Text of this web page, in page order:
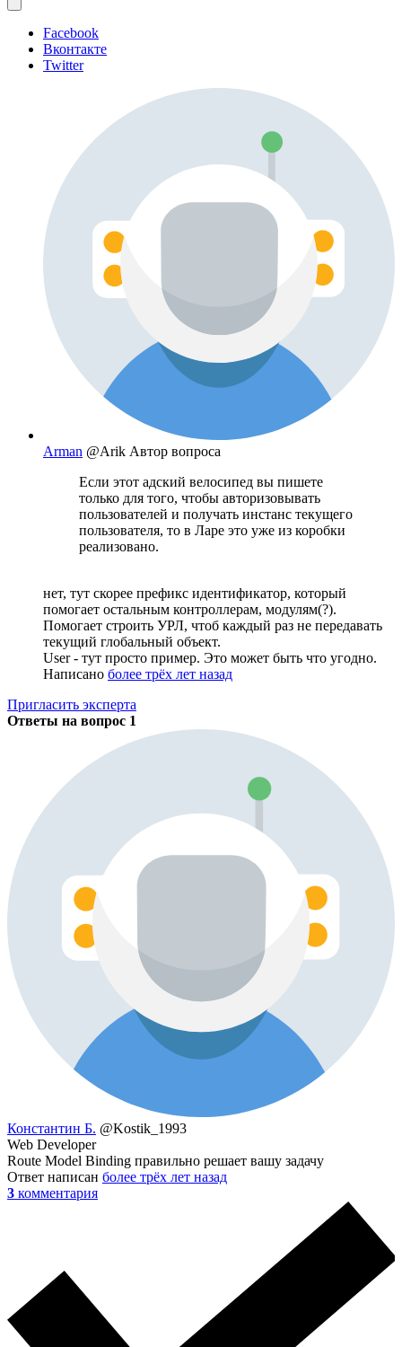
Facebook
Вконтакте
Twitter
Arman @Arik Автор вопроса
Если этот адский велосипед вы пишете
только для того, чтобы авторизовывать
пользователей и получать инстанс текущего
пользователя, то в Ларе это уже из коробки
реализовано.
нет, тут скорее префикс идентификатор, который
помогает остальным контроллерам, модулям(?).
Помогает строить УРЛ, чтоб каждый раз не передавать
текущий глобальный объект.
User - тут просто пример. Это может быть что угодно.
Написано более трёх лет назад
Пригласить эксперта
Ответы на вопрос 1
Константин Б. @Kostik_1993
Web Developer
Route Model Binding правильно решает вашу задачу
Ответ написан более трёх лет назад
3 комментария